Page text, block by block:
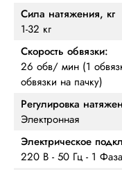
Сила натяжения, кг
1-32 кг
Скорость обвязки:
26 обв/ мин (1
обвязки на пачку)
Регулировка
Электронная
Электрическое
220 В - 50 Гц - 1